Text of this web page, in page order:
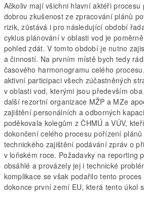
Ačkoliv mají všichni hlavní aktéři
dobrou zkušenost ze zpracování plánů
rizik, zůstává i pro následující období
cyklus plánování v oblasti vod je
pohled zdát. V tomto období je nutno
a činností. Na prvním místě bych tedy
časového harmonogramu celého
aktivní participaci všech zúčastněných
v oblasti vod, kterými jsou především
další rezortní organizace MŽP a MZe
zajištění personálních a odborných
poděkovala kolegům z ČHMÚ a VÚV,
dokončení celého procesu pořízení
technického zajištění podávání zpráv o
v loňském roce. Požadavky na reporting
obsáhlé a provázely jej i technické
komplikace se však podařilo tento
dokonce první zemí EU, která tento úkol